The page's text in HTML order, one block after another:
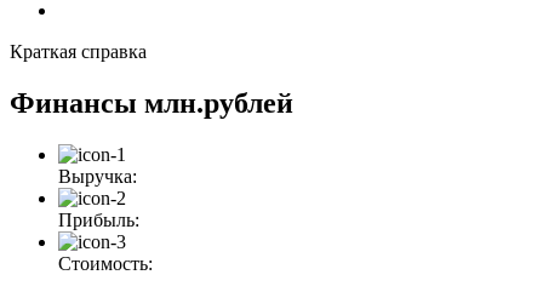
Краткая справка
Финансы млн.рублей
Выручка:
Прибыль:
Стоимость: